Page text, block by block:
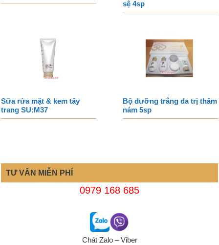
sệ 4sp
Sữa rửa mặt & kem tẩy
trang SU:M37
Bộ dưỡng trắng da trị thâm
nám 5sp
TƯ VẤN MIỄN PHÍ
0979 168 685
Chát Zalo – Viber